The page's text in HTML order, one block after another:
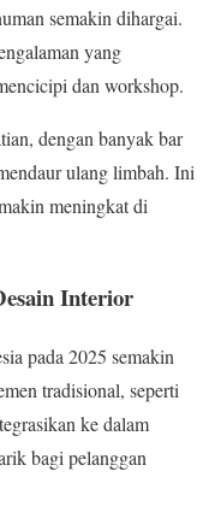
semakin dihargai.
yang
dan workshop.
dengan banyak bar
ulang limbah. Ini
meningkat di
Interior
pada 2025 semakin
tradisional, seperti
ke dalam
bagi pelanggan